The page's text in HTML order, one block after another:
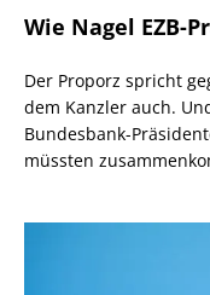
Wie Nagel EZB-
Der Proporz spricht
dem Kanzler auch.
Bundesbank-
müssten